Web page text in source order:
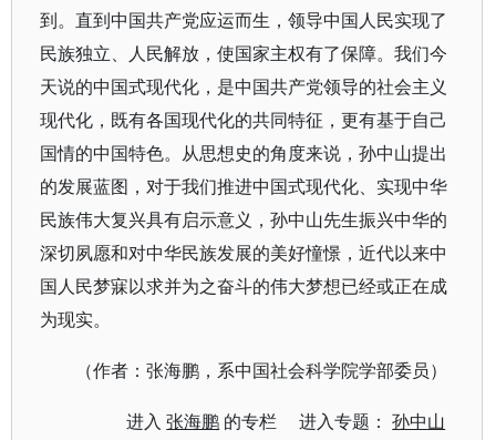
到。直到中国共产党应运而生，领导中国人民实现了
民族独立、人民解放，使国家主权有了保障。我们今
天说的中国式现代化，是中国共产党领导的社会主义
现代化，既有各国现代化的共同特征，更有基于自己
国情的中国特色。从思想史的角度来说，孙中山提出
的发展蓝图，对于我们推进中国式现代化、实现中华
民族伟大复兴具有启示意义，孙中山先生振兴中华的
深切夙愿和对中华民族发展的美好憧憬，近代以来中
国人民梦寐以求并为之奋斗的伟大梦想已经或正在成
为现实。
（作者：张海鹏，系中国社会科学院学部委员）
进入张海鹏 的专栏 进入专题：孙中山